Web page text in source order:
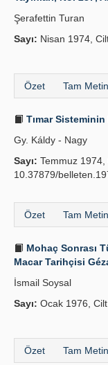
Şerafettin Turan
Sayı: Nisan 1974,
Özet Tam Metin
Tımar
Gy. Káldy - Nagy
Sayı: Temmuz 1974,
10.37879/
Özet Tam Metin
Mohaç Sonrası
Macar Tarihçisi
İsmail Soysal
Sayı: Ocak 1976,
Özet Tam Metin